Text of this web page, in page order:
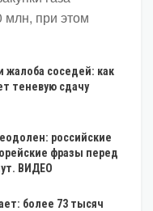
млн, при этом
соседей: как
теневую сдачу
российские
фразы перед
ВИДЕО
более 73 тысяч